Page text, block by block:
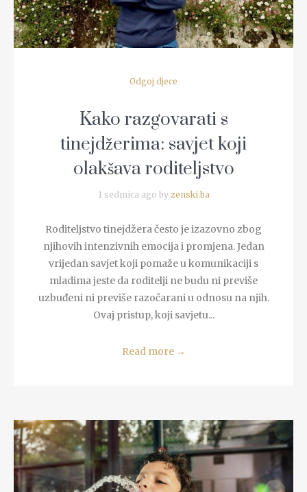
Odgoj djece
Kako razgovarati s
tinejdžerima: savjet koji
olakšava roditeljstvo
1 sedmica ago by zenski.ba
Roditeljstvo tinejdžera često je izazovno zbog
njihovih intenzivnih emocija i promjena. Jedan
vrijedan savjet koji pomaže u komunikaciji s
mladima jeste da roditelji ne budu ni previše
uzbuđeni ni previše razočarani u odnosu na njih.
Ovaj pristup, koji savjetu...
Read more →